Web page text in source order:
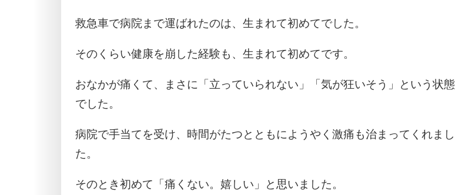
救急車で病院まで運ばれたのは、生まれて初めてでした。
そのくらい健康を崩した経験も、生まれて初めてです。
おなかが痛くて、まさに「立っていられない」「気が狂いそう」という状態
でした。
病院で手当てを受け、時間がたつとともにようやく激痛も治まってくれまし
た。
そのとき初めて「痛くない。嬉しい」と思いました。